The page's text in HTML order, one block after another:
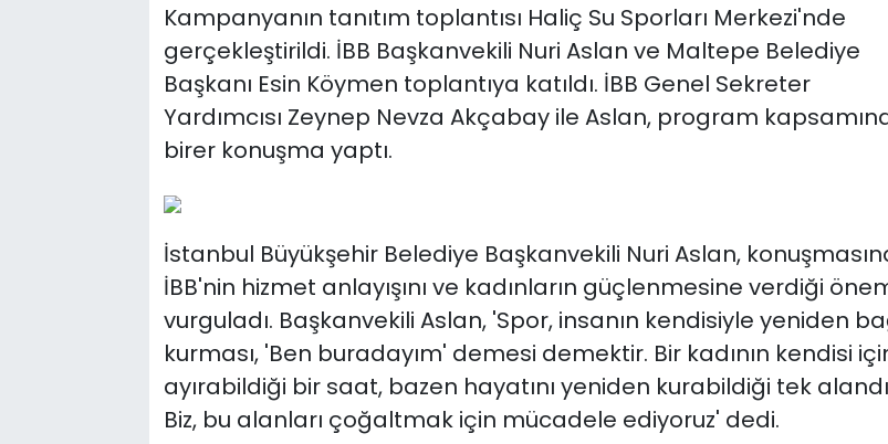
Kampanyanın tanıtım toplantısı Haliç Su Sporları Merkezi'nde
gerçekleştirildi. İBB Başkanvekili Nuri Aslan ve Maltepe Belediye
Başkanı Esin Köymen toplantıya katıldı. İBB Genel Sekreter
Yardımcısı Zeynep Nevza Akçabay ile Aslan, program
birer konuşma yaptı.
İstanbul Büyükşehir Belediye Başkanvekili Nuri Aslan,
İBB'nin hizmet anlayışını ve kadınların güçlenmesine verdiği
vurguladı. Başkanvekili Aslan, 'Spor, insanın kendisiyle yeniden
kurması, 'Ben buradayım' demesi demektir. Bir kadının kendisi
ayırabildiği bir saat, bazen hayatını yeniden kurabildiği tek
Biz, bu alanları çoğaltmak için mücadele ediyoruz' dedi.